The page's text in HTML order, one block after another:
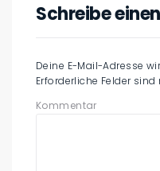
Schreibe
Deine E-Mail-Adresse
Erforderliche Felder sind
Kommentar